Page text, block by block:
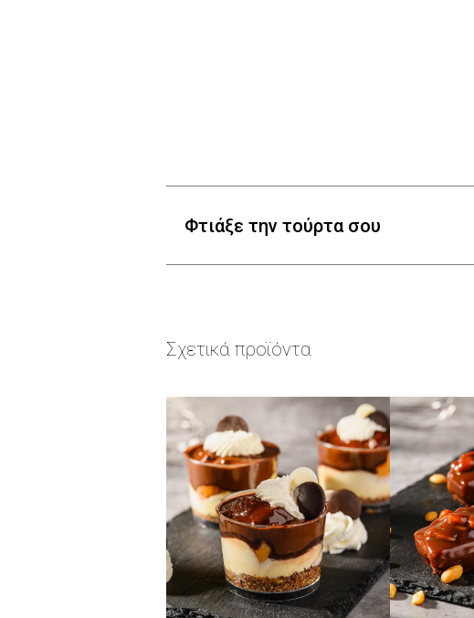
Φτιάξε την τούρτα σου
Σχετικά προϊόντα